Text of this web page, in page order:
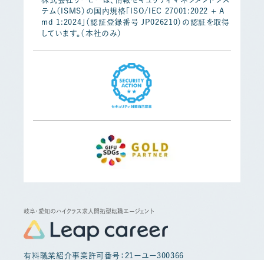
テム（ISMS）の国内規格「ISO/IEC 27001:2022 + A
md 1:2024」（認証登録番号 JP026210）の認証を取得
しています。（本社のみ）
岐阜・愛知のハイクラス求人開拓型転職エージェント
有料職業紹介事業許可番号：21ーユー300366